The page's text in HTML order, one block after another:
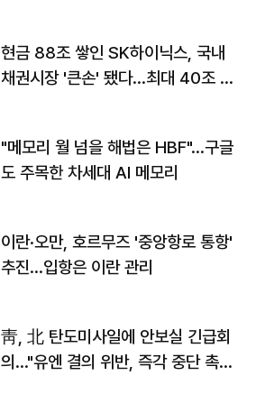
현금 88조 쌓인 SK하이닉스, 국내
채권시장 '큰손' 됐다…최대 40조 투
"메모리 월 넘을 해법은 HBF"…구글
도 주목한 차세대 AI 메모리
이란·오만, 호르무즈 '중앙항로 통항'
추진…입항은 이란 관리
靑, 北 탄도미사일에 안보실 긴급회
의…"유엔 결의 위반, 즉각 중단 촉